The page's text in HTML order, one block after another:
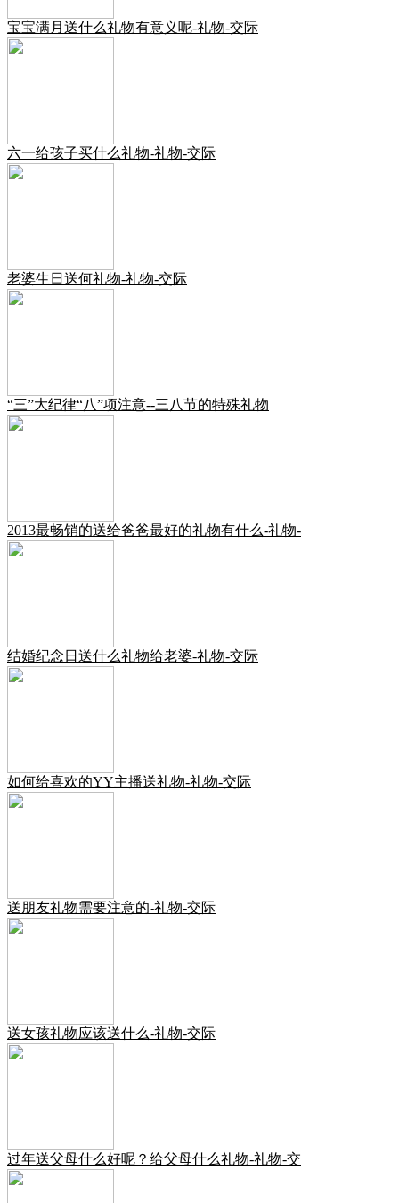
宝宝满月送什么礼物有意义呢-礼物-交际
六一给孩子买什么礼物-礼物-交际
老婆生日送何礼物-礼物-交际
“三”大纪律“八”项注意--三八节的特殊礼物
2013最畅销的送给爸爸最好的礼物有什么-礼物-
结婚纪念日送什么礼物给老婆-礼物-交际
如何给喜欢的YY主播送礼物-礼物-交际
送朋友礼物需要注意的-礼物-交际
送女孩礼物应该送什么-礼物-交际
过年送父母什么好呢？给父母什么礼物-礼物-交